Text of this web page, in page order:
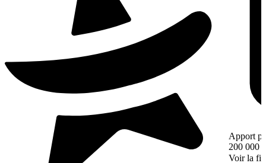
Apport
200 000 €
Voir la